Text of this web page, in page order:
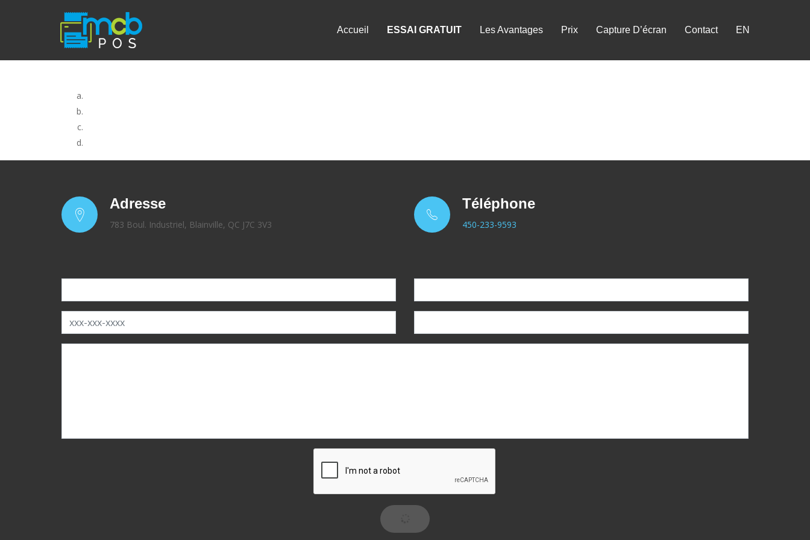
Accueil ESSAI GRATUIT Les Avantages Prix Capture D’écran Contact EN
Adresse
783 Boul. Industriel, Blainville, QC J7C 3V3
Téléphone
450-233-9593